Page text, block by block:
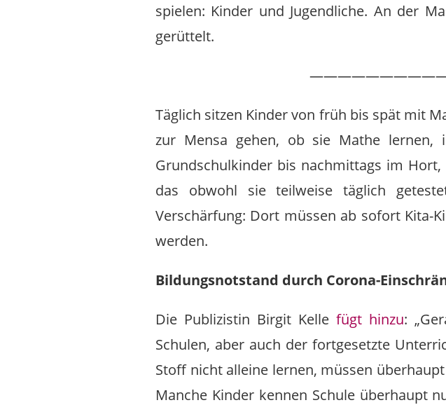
spielen: Kinder und Jugendliche. An der
gerüttelt.
Täglich sitzen Kinder von früh bis spät mit
zur Mensa gehen, ob sie Mathe
Grundschulkinder bis nachmittags im
das obwohl sie teilweise täglich
Verschärfung: Dort müssen ab sofort Kita-
werden.
Bildungsnotstand durch Corona-
Die Publizistin Birgit Kelle fügt hinzu:
Schulen, aber auch der fortgesetzte
Stoff nicht alleine lernen, müssen
Manche Kinder kennen Schule überhaupt